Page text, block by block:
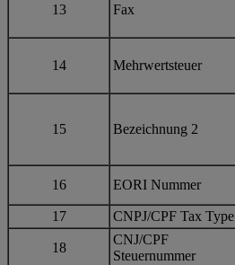
13 Fax
14 Mehrwertsteuer
15 Bezeichnung 2
16 EORI Nummer
17 CNPJ/CPF Tax Type
18
CNJ/CPF
Steuernummer